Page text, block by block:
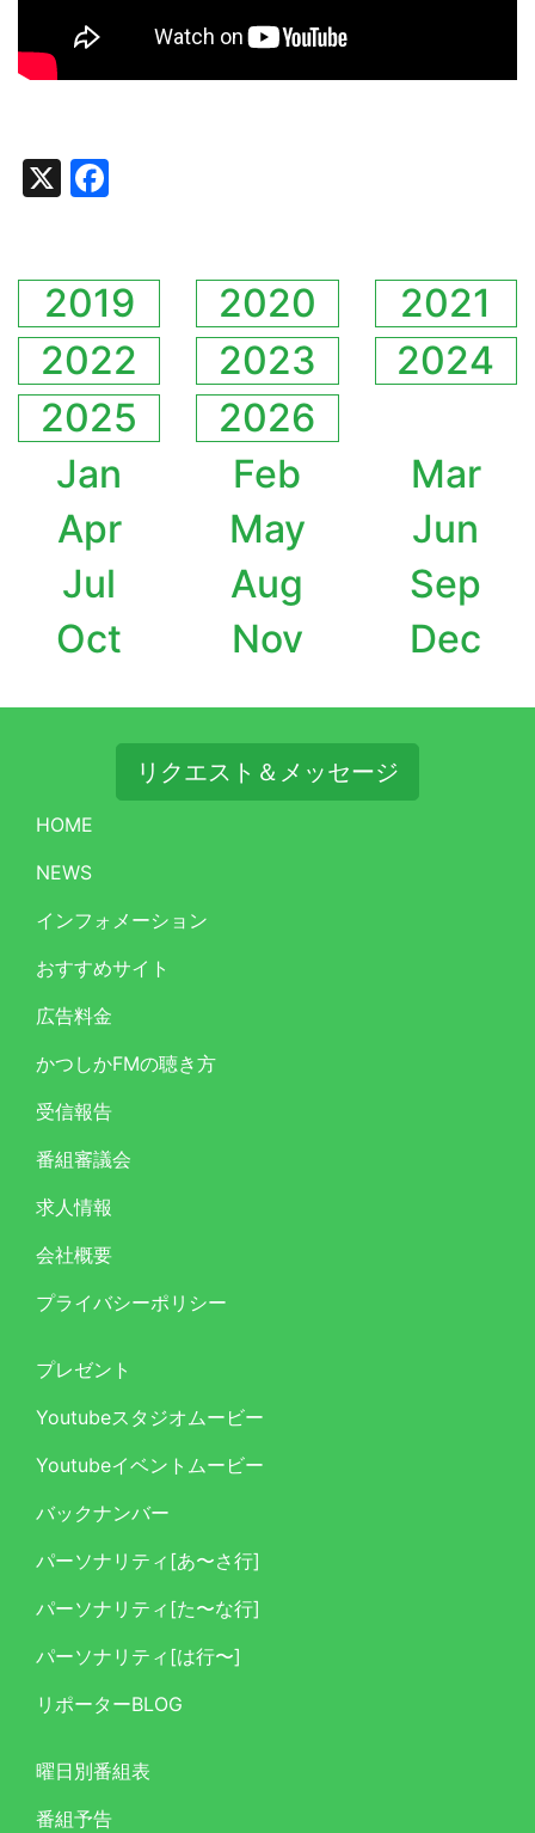
X
2019 2020
2021
2022
2023
2024
2025
2026
Jan
Feb
Mar
Apr
May
Jun
Jul
Aug
Sep
Oct
Nov Dec
リクエスト＆メッセージ
HOME
NEWS
インフォメーション
おすすめサイト
広告料金
かつしかFMの聴き方
受信報告
番組審議会
求人情報
会社概要
プライバシーポリシー
プレゼント
Youtubeスタジオムービー
Youtubeイベントムービー
バックナンバー
パーソナリティ[あ〜さ行]
パーソナリティ[た〜な行]
パーソナリティ[は行〜]
リポーターBLOG
曜日別番組表
番組予告